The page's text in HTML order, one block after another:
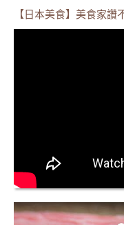
【日本美食】美食家讚